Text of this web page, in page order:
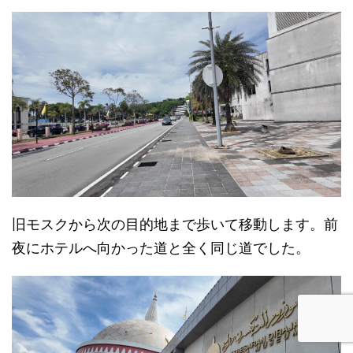
旧モスクから次の目的地まで歩いて移動します。前
夜にホテルへ向かった道と全く同じ道でした。